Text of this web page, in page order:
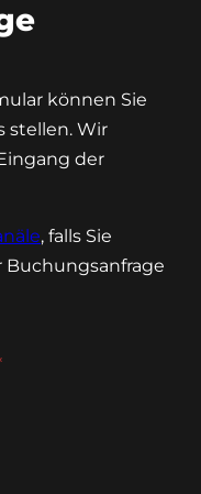
können Sie
stellen. Wir
der
, falls Sie
Buchungsanfrage